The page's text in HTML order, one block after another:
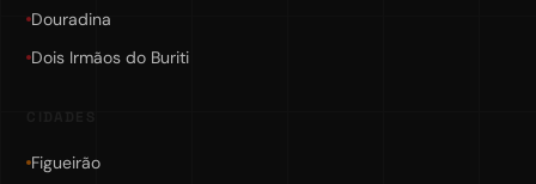
Douradina
Dois Irmãos do Buriti
Figueirão